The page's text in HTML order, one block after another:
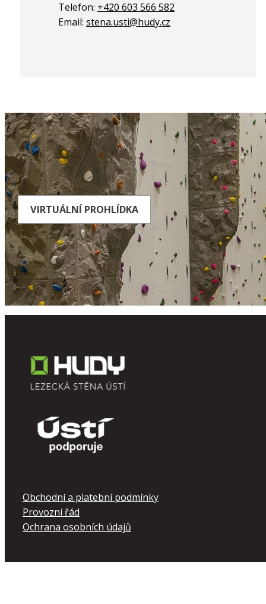
Telefon: +420 603 566 582
Email: stena.usti@hudy.cz
VIRTUÁLNÍ PROHLÍDKA
Obchodní a platební podmínky
Provozní řád
Ochrana osobních údajů